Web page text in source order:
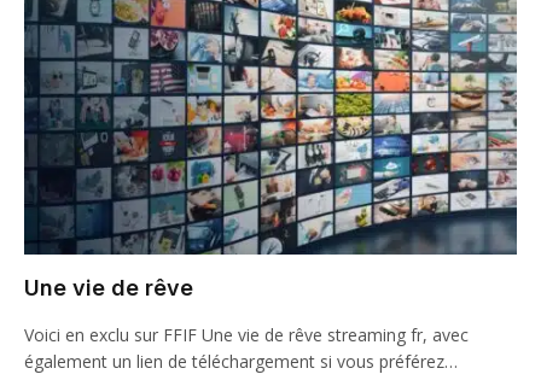
Une vie de rêve
Voici en exclu sur FFIF Une vie de rêve streaming fr, avec
également un lien de téléchargement si vous préférez…